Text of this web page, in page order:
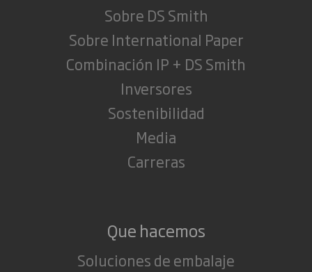
Sobre DS Smith
Sobre International Paper
Combinación IP + DS Smith
Inversores
Sostenibilidad
Media
Carreras
Que hacemos
Soluciones de embalaje